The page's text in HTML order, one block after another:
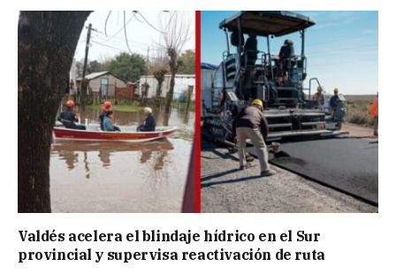
Valdés acelera el blindaje hídrico en el Sur
provincial y supervisa reactivación de ruta